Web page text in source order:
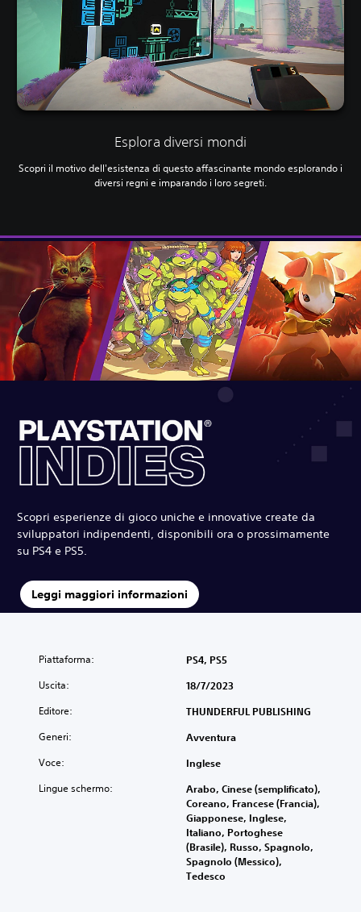
Esplora diversi mondi
Scopri il motivo dell'esistenza di questo affascinante mondo esplorando i
diversi regni e imparando i loro segreti.
Scopri esperienze di gioco uniche e innovative create da
sviluppatori indipendenti, disponibili ora o prossimamente
su PS4 e PS5.
Leggi maggiori informazioni
Piattaforma: PS4, PS5
Uscita: 18/7/2023
Editore: THUNDERFUL PUBLISHING
Generi: Avventura
Voce: Inglese
Lingue schermo:
Arabo, Cinese (semplificato),
Coreano, Francese (Francia),
Giapponese, Inglese,
Italiano, Portoghese
(Brasile), Russo, Spagnolo,
Spagnolo (Messico),
Tedesco